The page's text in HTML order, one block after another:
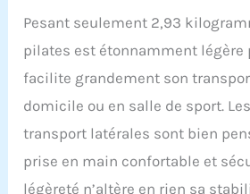
Pesant seulement 2,93
pilates est étonnamment légère
facilite grandement son
domicile ou en salle de sport.
transport latérales sont bien
prise en main confortable et
légèreté n’altère en rien sa